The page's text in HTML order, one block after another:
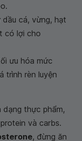
cá, vừng, hạt
có lợi cho
ưu hóa mức
trình rèn luyện
dạng thực phẩm,
và carbs.
, đừng ăn